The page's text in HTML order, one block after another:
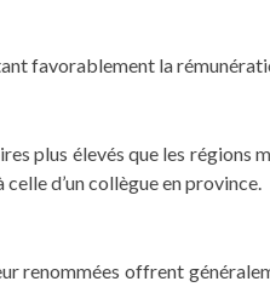
favorablement la
plus élevés que les régions
d’un collègue en province.
renommées offrent